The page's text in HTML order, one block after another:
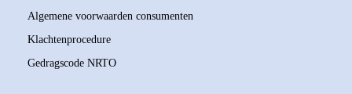
Algemene voorwaarden consumenten
Klachtenprocedure
Gedragscode NRTO